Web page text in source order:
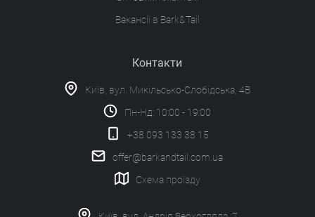
Вакансії в Bark&Tail
Контакти
Київ, вул. Микільсько-Слобідська, 4В
Пн-Нд: 10:00 - 19:00
+38 093 133 38 15
offer@barkandtail.com.ua
Схема проїзду